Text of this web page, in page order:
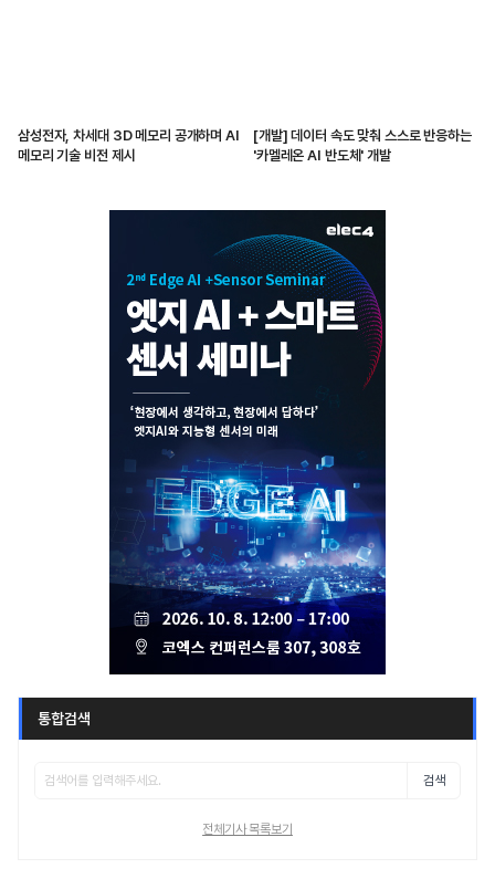
삼성전자, 차세대 3D 메모리 공개하며 AI
메모리 기술 비전 제시
[개발] 데이터 속도 맞춰 스스로 반응하는
'카멜레온 AI 반도체' 개발
통합검색
검색
전체기사 목록보기